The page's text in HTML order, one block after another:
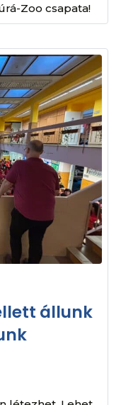
Zoo csapata!
állunk